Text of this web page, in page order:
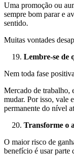
Uma promoção ou
sempre bom parar e
sentido.
Muitas vontades
Lembre-se de
Nem toda fase
Mercado de trabalho,
mudar. Por isso, vale
permanente do nível
Transforme o
O maior risco de
benefício é usar parte